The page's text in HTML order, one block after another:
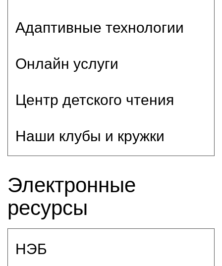
Адаптивные технологии
Онлайн услуги
Центр детского чтения
Наши клубы и кружки
Электронные
ресурсы
НЭБ